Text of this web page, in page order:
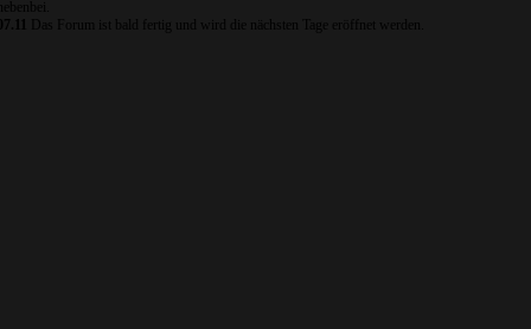
07.11
Das Forum ist bald fertig und wird die nächsten Tage eröffnet werden.